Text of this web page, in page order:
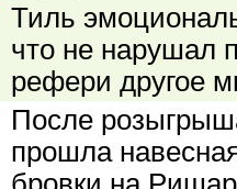
Тиль
что не нарушал
рефери другое
После
прошла